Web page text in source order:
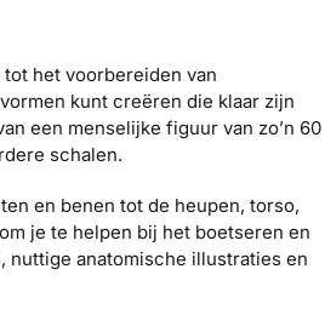
het voorbereiden van
kunt creëren die klaar zijn
een menselijke figuur van zo’n 60
schalen.
en benen tot de heupen, torso,
je te helpen bij het boetseren en
nuttige anatomische illustraties en